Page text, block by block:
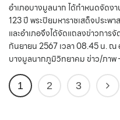
อำเภอบางมูลนาก ได้กำหนดจัดง
123 ปี พระปิยมหาราชเสด็จประพ
และอำเภอจึงได้จัดแถลงข่าวกา
กันยายน 2567 เวลา 08.45 น. ณ
บางมูลนากภูมิวิทยาคม ข่าว/ภาพ
1 2 3